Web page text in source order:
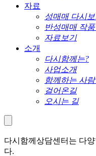
자료
성매매 다시
반성매매 작
자료보기
소개
다시함께는?
사업소개
함께하는 사
걸어온길
오시는 길
다시함께상담센터는 다
다.